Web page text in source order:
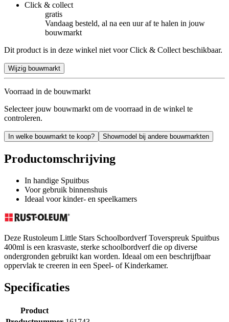
Click & collect
gratis
Vandaag besteld, al na een uur af te halen in jouw
bouwmarkt
Dit product is in deze winkel niet voor Click & Collect beschikbaar.
Wijzig bouwmarkt
Voorraad in de bouwmarkt
Selecteer jouw bouwmarkt om de voorraad in de winkel te
controleren.
In welke bouwmarkt te koop? Showmodel bij andere bouwmarkten
Productomschrijving
In handige Spuitbus
Voor gebruik binnenshuis
Ideaal voor kinder- en speelkamers
Deze Rustoleum Little Stars Schoolbordverf Toverspreuk Spuitbus
400ml is een krasvaste, sterke schoolbordverf die op diverse
ondergronden gebruikt kan worden. Ideaal om een beschrijfbaar
oppervlak te creeren in een Speel- of Kinderkamer.
Specificaties
Product